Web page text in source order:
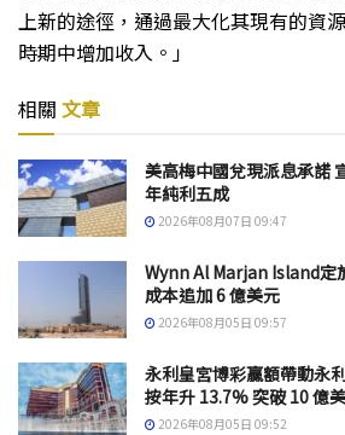
上新的途徑，通過最大化其現有的資
時期中增加收入。」
相關 文章
美高梅中國兌現派息承諾
年純利五成
2026年08月07日 09:47
Wynn Al Marjan Island定
成本追加 6 億美元
2026年08月05日 09:57
永利皇宮博彩贏額帶動永
按年升 13.7% 突破 10 億
2026年08月05日 09:52